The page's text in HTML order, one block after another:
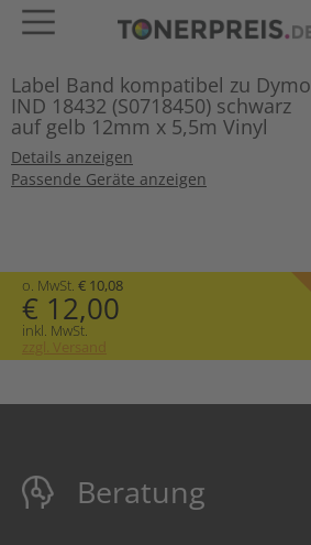
Label Band kompatibel zu Dymo
IND 18432 (S0718450) schwarz
auf gelb 12mm x 5,5m Vinyl
Details anzeigen
Passende Geräte anzeigen
o. MwSt. € 10,08
€ 12,00
inkl. MwSt.
zzgl. Versand
Beratung